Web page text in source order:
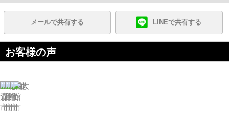
メールで共有する LINEで共有する
お客様の声